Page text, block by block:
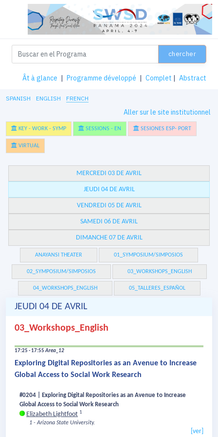
chercher
Ât à glance | Programme développé | Complet | Abstract
SPANISH ENGLISH FRENCH
Aller sur le site institutionnel
KEY - WORK - SYMP SESSIONS - EN SESIONES ESP- PORT
VIRTUAL
MERCREDI 03 DE AVRIL
JEUDI 04 DE AVRIL
VENDREDI 05 DE AVRIL
SAMEDI 06 DE AVRIL
DIMANCHE 07 DE AVRIL
ANAYANSI THEATER 01_SYMPOSIUM/SIMPOSIOS
02_SYMPOSIUM/SIMPOSIOS 03_WORKSHOPS_ENGLISH
04_WORKSHOPS_ENGLISH 05_TALLERES_ESPAÑOL
JEUDI 04 DE AVRIL
03_Workshops_English
17:25 - 17:55Area_12
Exploring Digital Repositories as an Avenue to Increase
Global Access to Social Work Research
#0204 | Exploring Digital Repositories as an Avenue to Increase
Global Access to Social Work Research
Elizabeth Lightfoot 1
1 - Arizona State University.
[ver]